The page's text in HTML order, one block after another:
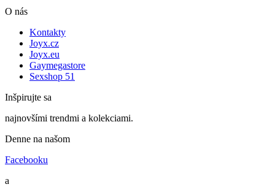
O nás
Kontakty
Joyx.cz
Joyx.eu
Gaymegastore
Sexshop 51
Inšpirujte sa
najnovšími trendmi a kolekciami.
Denne na našom
Facebooku
a